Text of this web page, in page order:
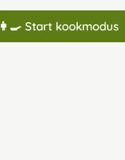
👩‍🍳 Start kookmodus